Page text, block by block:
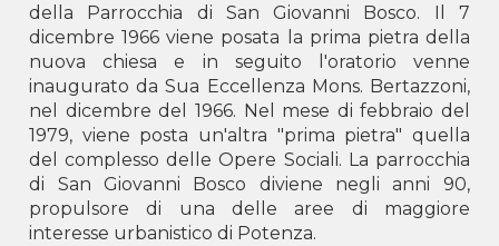
BOVA MARINA -Don Bosco
CORIGLIANO ROSSANO -Maria Ausiliatrice
LOCRI -San Giovanni Bosco
SOVERATO -Beato Michele Rua
VIBO VALENTIA -
Santa Maria del Soccorso
Delegazione AKM
Albania
della Parrocchia di San Giovanni Bosco. Il 7
dicembre 1966 viene posata la prima pietra della
nuova chiesa e in seguito l'oratorio venne
inaugurato da Sua Eccellenza Mons. Bertazzoni,
nel dicembre del 1966. Nel mese di febbraio del
1979, viene posta un'altra "prima pietra" quella
del complesso delle Opere Sociali. La parrocchia
di San Giovanni Bosco diviene negli anni 90,
propulsore di una delle aree di maggiore
interesse urbanistico di Potenza.